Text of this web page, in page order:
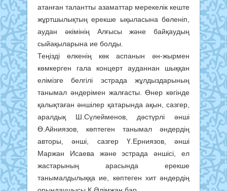
атанған талантты азаматтар мерекелік кеште
жұртшылықтың ерекше ықыласына бөленіп,
аудан әкімінің Алғысы және байқаудың
сыйақыларына ие болды.
Теңізді өлкенің көк аспанын ән-жырмен
көмкерген гала концерт ауданнан шыққан
елімізге белгілі эстрада жұлдыздарының
танымал әндерімен жалғасты. Өнер көгінде
қалықтаған әншілер қатарында ақын, сазгер,
аралдық Ш.Сүлейменов, дәстүрлі әнші
Ө.Айниязов, көптеген танымал әндердің
авторы, әнші, сазгер Ү.Ерниязов, әнші
Маржан Исаева және эстрада әншісі, ел
жастарының арасында ерекше
танымалдылыққа ие, көптеген хит әндердің